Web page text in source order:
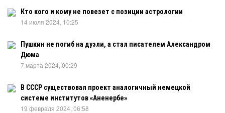
Кто кого и кому не повезет с позиции астрологии
14 июля 2024, 10:25
Пушкин не погиб на дуэли, а стал писателем Александром
Дюма
7 марта 2024, 00:29
В СССР существовал проект аналогичный немецкой
системе институтов «Аненербе»
19 февраля 2024, 06:58